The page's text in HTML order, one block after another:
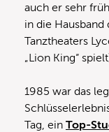
auch er sehr
in die
Tanztheaters
„Lion King“
1985 war das
Tag, ein Top-